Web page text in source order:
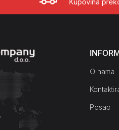
Kupovina
O nama
Posao